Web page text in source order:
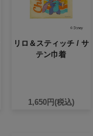
リロ＆スティッチ / サ
テン巾着
1,650円(税込)